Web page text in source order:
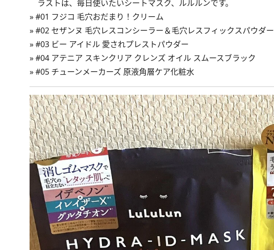
ラストは、毎日使いたいシートマスク、ルルルンです。
»#01 フジコ 毛穴おだまり！クリーム
»#02 セザンヌ 毛穴レスコンシーラー＆毛穴レスフィックスパウダー
»#03 ビー アイドル 愛されプレストパウダー
»#04 アテニア スキンクリア クレンズ オイル スムースブラック
»#05 チューンメーカーズ 原液角層ケア化粧水